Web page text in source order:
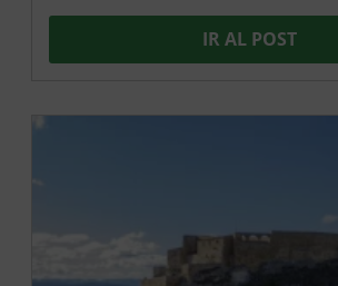
IR AL POST